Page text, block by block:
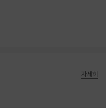
자세히